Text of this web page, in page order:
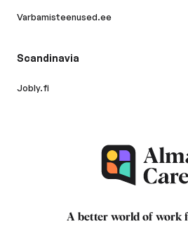
Varbamisteenused.ee
Scandinavia
Jobly.fi
A better world of work